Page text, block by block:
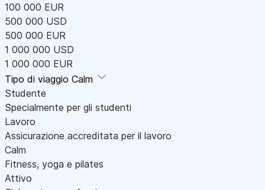
100 000 EUR
500 000 USD
500 000 EUR
1 000 000 USD
1 000 000 EUR
Tipo di viaggio Calm
Studente
Specialmente per gli studenti
Lavoro
Assicurazione accreditata per il lavoro
Calm
Fitness, yoga e pilates
Attivo